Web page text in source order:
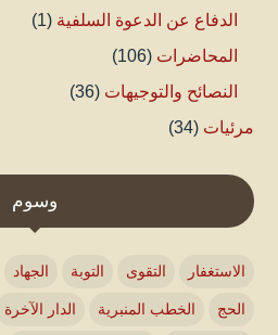
الدفاع عن الدعوة السلفية (1)
المحاضرات (106)
النصائح والتوجيهات (36)
مرئيات (34)
وسوم
الاستغفار التقوى التوبة الجهاد
الحج الخطب المنبرية الدار الآخرة